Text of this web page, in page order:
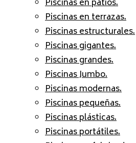
Piscinas en patios.
Piscinas en terrazas.
Piscinas estructurales.
Piscinas gigantes.
Piscinas grandes.
Piscinas Jumbo.
Piscinas modernas.
Piscinas pequeñas.
Piscinas plásticas.
Piscinas portátiles.